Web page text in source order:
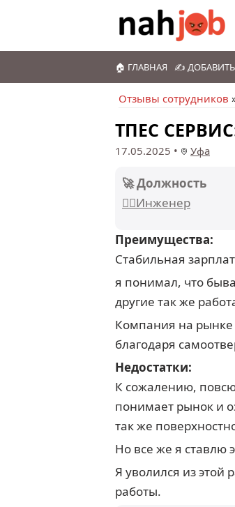
🏠 ГЛАВНАЯ ✍️
Отзывы сотрудников
ТПЕС
17.05.2025 • Уфа
🚀 Должность
👷‍♂️Инженер
Преимущества:
Стабильная
я понимал, что
другие так же
Компания на
благодаря
Недостатки:
К сожалению,
понимает рынок и
так же
Но все же я ставлю
Я уволился из этой
работы.